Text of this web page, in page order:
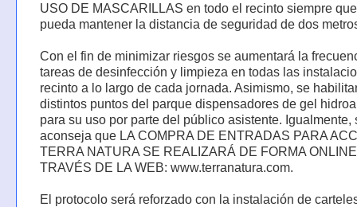
USO DE MASCARILLAS en todo el recinto siempre
pueda mantener la distancia de seguridad de dos
Con el fin de minimizar riesgos se aumentará la
tareas de desinfección y limpieza en todas las
recinto a lo largo de cada jornada. Asimismo, se
distintos puntos del parque dispensadores de gel
para su uso por parte del público asistente. Igualmente,
aconseja que LA COMPRA DE ENTRADAS PARA
TERRA NATURA SE REALIZARÁ DE FORMA
TRAVÉS DE LA WEB: www.terranatura.com.
El protocolo será reforzado con la instalación de